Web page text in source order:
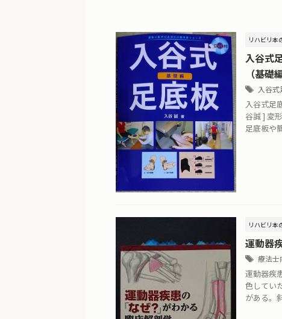
リハビリ本
入谷式
（基礎
入谷式
入谷式足
谷誠 ] 変
足底板や
リハビリ本
運動器
療法士
運動器疾
色してい
がある。